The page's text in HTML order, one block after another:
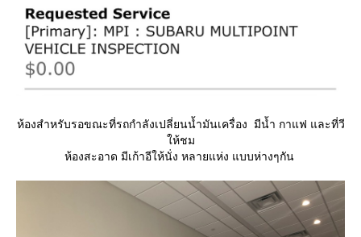
ห้องสำหรับรอขณะที่รถกำลังเปลี่ยนน้ำมันเครื่อง มีน้ำ กาแฟ และที่วี
ห้ชม
ห้องสะอาด มีเก้าอีให้นั่ง หลายแห่ง แบบห่างๆกัน